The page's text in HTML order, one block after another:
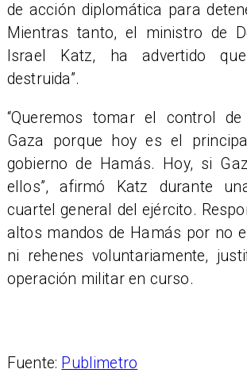
de acción diplomática para
Mientras tanto, el ministro de
Israel Katz, ha advertido
destruida”.
“Queremos tomar el control
Gaza porque hoy es el
gobierno de Hamás. Hoy, si
ellos”, afirmó Katz durante
cuartel general del ejército.
altos mandos de Hamás por no
ni rehenes voluntariamente,
operación militar en curso.
Fuente: Publimetro